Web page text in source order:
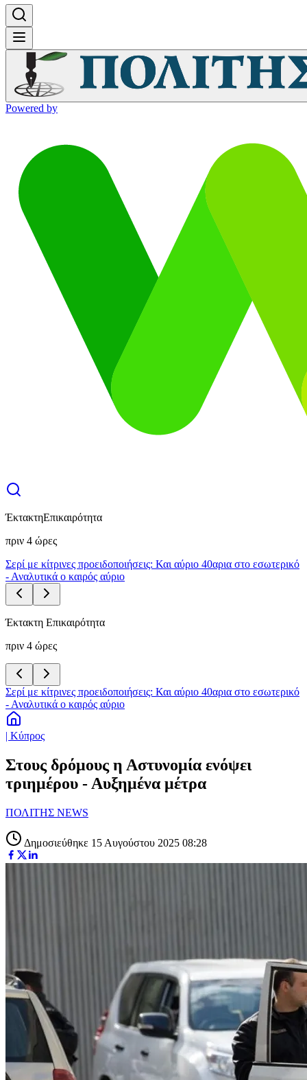
Powered by
ΈκτακτηΕπικαιρότητα
πριν 4 ώρες
Σερί με κίτρινες προειδοποιήσεις: Και αύριο 40αρια στο εσωτερικό
- Αναλυτικά ο καιρός αύριο
Έκτακτη Επικαιρότητα
πριν 4 ώρες
Σερί με κίτρινες προειδοποιήσεις: Και αύριο 40αρια στο εσωτερικό
- Αναλυτικά ο καιρός αύριο
| Κύπρος
Στους δρόμους η Αστυνομία ενόψει
τριημέρου - Αυξημένα μέτρα
ΠΟΛΙΤΗΣ NEWS
Δημοσιεύθηκε 15 Αυγούστου 2025 08:28